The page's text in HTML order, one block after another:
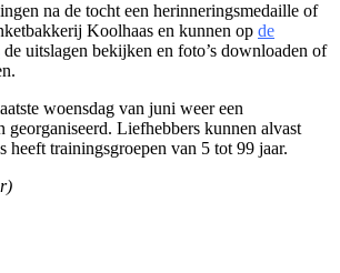
na de tocht een herinneringsmedaille of
Koolhaas en kunnen op de
de uitslagen bekijken en foto’s downloaden of
woensdag van juni weer een
georganiseerd. Liefhebbers kunnen alvast
heeft trainingsgroepen van 5 tot 99 jaar.